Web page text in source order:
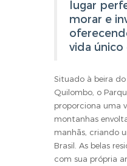
lugar
morar e
vida
Situado à beira
Quilombo, o
proporciona uma
montanhas
manhãs, criando
Brasil. As belas
com sua própria